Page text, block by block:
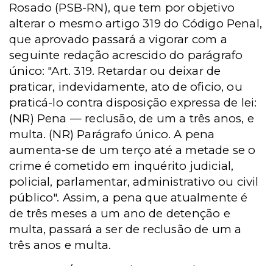
Rosado (PSB-RN), que tem por objetivo
alterar o mesmo artigo 319 do Código Penal,
que aprovado passará a vigorar com a
seguinte redação acrescido do parágrafo
único: "Art. 319. Retardar ou deixar de
praticar, indevidamente, ato de oficio, ou
praticá-lo contra disposição expressa de lei:
(NR) Pena — reclusão, de um a três anos, e
multa. (NR) Parágrafo único. A pena
aumenta-se de um terço até a metade se o
crime é cometido em inquérito judicial,
policial, parlamentar, administrativo ou civil
público". Assim, a pena que atualmente é
de três meses a um ano de detenção e
multa, passará a ser de reclusão de um a
três anos e multa.